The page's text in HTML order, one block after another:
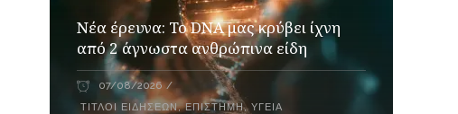
Νέα έρευνα: Το DNA μας κρύβει ίχνη
από 2 άγνωστα ανθρώπινα είδη
07/08/2026
ΤΊΤΛΟΙ ΕΙΔΉΣΕΩΝ,ΕΠΙΣΤΉΜΗ,ΥΓΕΊΑ